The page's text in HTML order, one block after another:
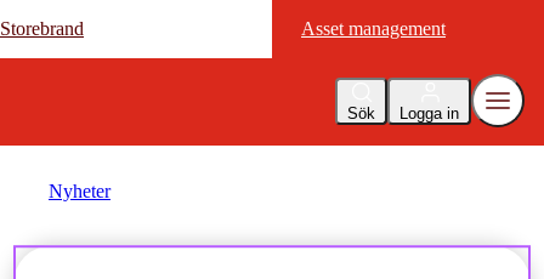
Storebrand Asset management
Sök Logga in
Storebrand Asset management
Nyheter